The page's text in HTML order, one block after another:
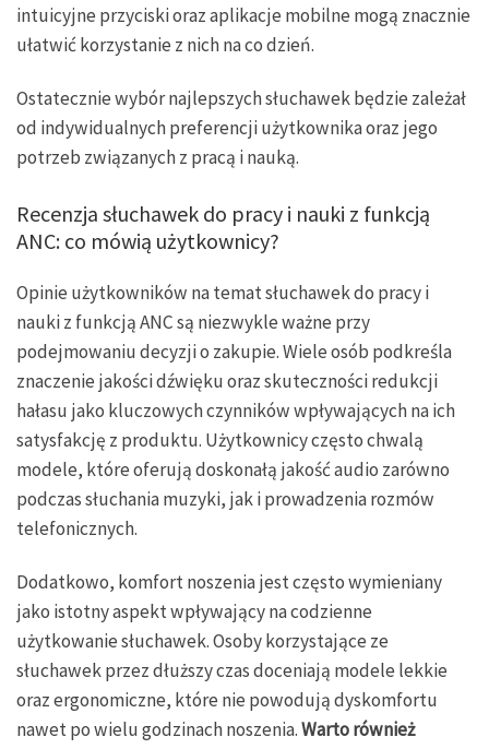
intuicyjne przyciski oraz aplikacje mobilne mogą znacznie
ułatwić korzystanie z nich na co dzień.
Ostatecznie wybór najlepszych słuchawek będzie zależał
od indywidualnych preferencji użytkownika oraz jego
potrzeb związanych z pracą i nauką.
Recenzja słuchawek do pracy i nauki z funkcją
ANC: co mówią użytkownicy?
Opinie użytkowników na temat słuchawek do pracy i
nauki z funkcją ANC są niezwykle ważne przy
podejmowaniu decyzji o zakupie. Wiele osób podkreśla
znaczenie jakości dźwięku oraz skuteczności redukcji
hałasu jako kluczowych czynników wpływających na ich
satysfakcję z produktu. Użytkownicy często chwalą
modele, które oferują doskonałą jakość audio zarówno
podczas słuchania muzyki, jak i prowadzenia rozmów
telefonicznych.
Dodatkowo, komfort noszenia jest często wymieniany
jako istotny aspekt wpływający na codzienne
użytkowanie słuchawek. Osoby korzystające ze
słuchawek przez dłuższy czas doceniają modele lekkie
oraz ergonomiczne, które nie powodują dyskomfortu
nawet po wielu godzinach noszenia.Warto również